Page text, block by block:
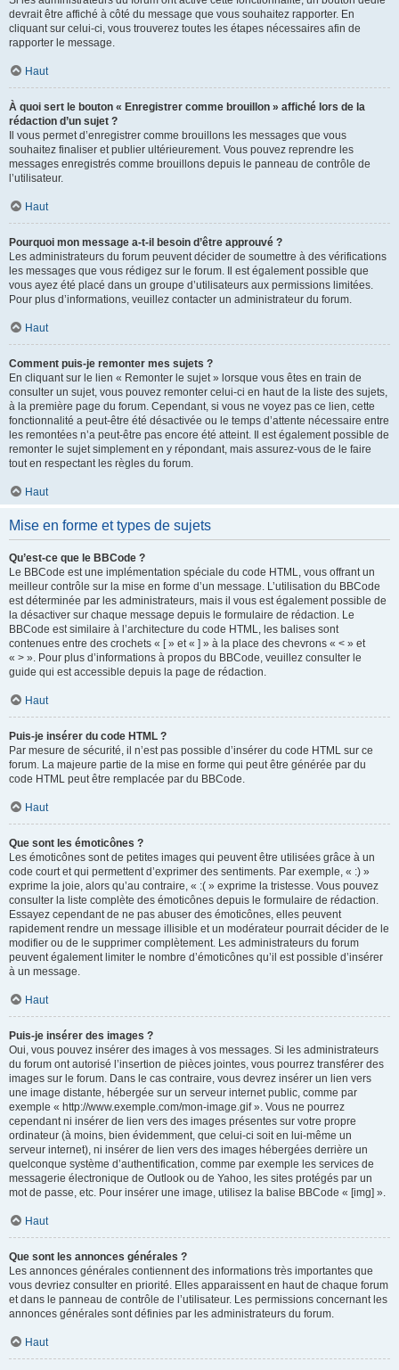
devrait être affiché à côté du message que vous souhaitez rapporter. En
cliquant sur celui-ci, vous trouverez toutes les étapes nécessaires afin de
rapporter le message.
Haut
À quoi sert le bouton « Enregistrer comme brouillon » affiché lors de la
rédaction d’un sujet ?
Il vous permet d’enregistrer comme brouillons les messages que vous
souhaitez finaliser et publier ultérieurement. Vous pouvez reprendre les
messages enregistrés comme brouillons depuis le panneau de contrôle de
l’utilisateur.
Haut
Pourquoi mon message a-t-il besoin d’être approuvé ?
Les administrateurs du forum peuvent décider de soumettre à des vérifications
les messages que vous rédigez sur le forum. Il est également possible que
vous ayez été placé dans un groupe d’utilisateurs aux permissions limitées.
Pour plus d’informations, veuillez contacter un administrateur du forum.
Haut
Comment puis-je remonter mes sujets ?
En cliquant sur le lien « Remonter le sujet » lorsque vous êtes en train de
consulter un sujet, vous pouvez remonter celui-ci en haut de la liste des sujets,
à la première page du forum. Cependant, si vous ne voyez pas ce lien, cette
fonctionnalité a peut-être été désactivée ou le temps d’attente nécessaire entre
les remontées n’a peut-être pas encore été atteint. Il est également possible de
remonter le sujet simplement en y répondant, mais assurez-vous de le faire
tout en respectant les règles du forum.
Haut
Mise en forme et types de sujets
Qu’est-ce que le BBCode ?
Le BBCode est une implémentation spéciale du code HTML, vous offrant un
meilleur contrôle sur la mise en forme d’un message. L’utilisation du BBCode
est déterminée par les administrateurs, mais il vous est également possible de
la désactiver sur chaque message depuis le formulaire de rédaction. Le
BBCode est similaire à l’architecture du code HTML, les balises sont
contenues entre des crochets « [ » et « ] » à la place des chevrons « < » et
« > ». Pour plus d’informations à propos du BBCode, veuillez consulter le
guide qui est accessible depuis la page de rédaction.
Haut
Puis-je insérer du code HTML ?
Par mesure de sécurité, il n’est pas possible d’insérer du code HTML sur ce
forum. La majeure partie de la mise en forme qui peut être générée par du
code HTML peut être remplacée par du BBCode.
Haut
Que sont les émoticônes ?
Les émoticônes sont de petites images qui peuvent être utilisées grâce à un
code court et qui permettent d’exprimer des sentiments. Par exemple, « :) »
exprime la joie, alors qu’au contraire, « :( » exprime la tristesse. Vous pouvez
consulter la liste complète des émoticônes depuis le formulaire de rédaction.
Essayez cependant de ne pas abuser des émoticônes, elles peuvent
rapidement rendre un message illisible et un modérateur pourrait décider de le
modifier ou de le supprimer complètement. Les administrateurs du forum
peuvent également limiter le nombre d’émoticônes qu’il est possible d’insérer
à un message.
Haut
Puis-je insérer des images ?
Oui, vous pouvez insérer des images à vos messages. Si les administrateurs
du forum ont autorisé l’insertion de pièces jointes, vous pourrez transférer des
images sur le forum. Dans le cas contraire, vous devrez insérer un lien vers
une image distante, hébergée sur un serveur internet public, comme par
exemple « http://www.exemple.com/mon-image.gif ». Vous ne pourrez
cependant ni insérer de lien vers des images présentes sur votre propre
ordinateur (à moins, bien évidemment, que celui-ci soit en lui-même un
serveur internet), ni insérer de lien vers des images hébergées derrière un
quelconque système d’authentification, comme par exemple les services de
messagerie électronique de Outlook ou de Yahoo, les sites protégés par un
mot de passe, etc. Pour insérer une image, utilisez la balise BBCode « [img] ».
Haut
Que sont les annonces générales ?
Les annonces générales contiennent des informations très importantes que
vous devriez consulter en priorité. Elles apparaissent en haut de chaque forum
et dans le panneau de contrôle de l’utilisateur. Les permissions concernant les
annonces générales sont définies par les administrateurs du forum.
Haut